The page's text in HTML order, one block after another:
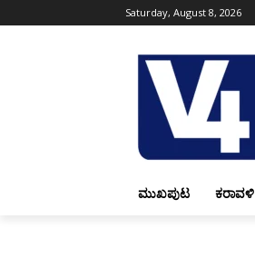
Saturday, August 8, 2026
ಮುಖಪುಟ ಕರಾವಳಿ